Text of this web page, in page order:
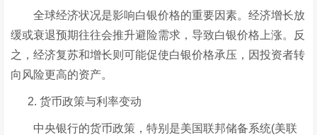
全球经济状况是影响白银价格的重要因素。经济增长放
缓或衰退预期往往会推升避险需求，导致白银价格上涨。反
之，经济复苏和增长则可能促使白银价格承压，因投资者转
向风险更高的资产。
2. 货币政策与利率变动
中央银行的货币政策，特别是美国联邦储备系统(美联